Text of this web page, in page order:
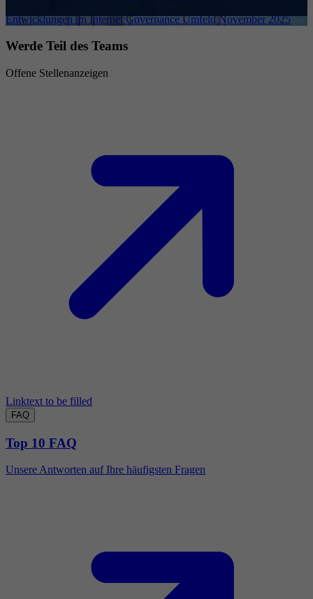
Entwicklungen im Internet Governance Umfeld November 2025
Werde Teil des Teams
Offene Stellenanzeigen
Linktext to be filled
FAQ
Top 10 FAQ
Unsere Antworten auf Ihre häufigsten Fragen